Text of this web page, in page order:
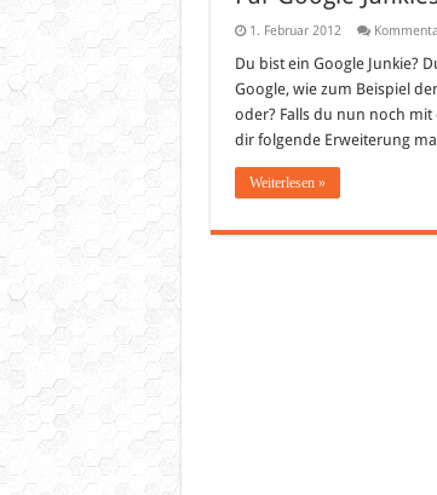
1. Februar 2012
Du bist ein Google Junkie?
Google, wie zum Beispiel
oder? Falls du nun noch
dir folgende Erweiterung
Weiterlesen »